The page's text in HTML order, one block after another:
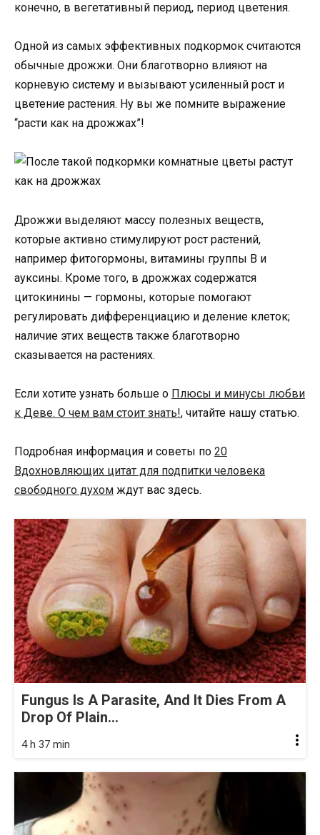
конечно, в вегетативный период, период цветения.
Одной из самых эффективных подкормок считаются
обычные дрожжи. Они благотворно влияют на
корневую систему и вызывают усиленный рост и
цветение растения. Ну вы же помните выражение
“расти как на дрожжах”!
Дрожжи выделяют массу полезных веществ,
которые активно стимулируют рост растений,
например фитогормоны, витамины группы В и
ауксины. Кроме того, в дрожжах содержатся
цитокинины — гормоны, которые помогают
регулировать дифференциацию и деление клеток;
наличие этих веществ также благотворно
сказывается на растениях.
Если хотите узнать больше о Плюсы и минусы любви
к Деве. О чем вам стоит знать!, читайте нашу статью.
Подробная информация и советы по 20
Вдохновляющих цитат для подпитки человека
свободного духом ждут вас здесь.
Fungus Is A Parasite, And It Dies From A
Drop Of Plain...
4 h 37 min